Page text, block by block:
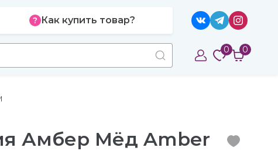
Как купить товар?
0 0
Амбер Мёд Amber